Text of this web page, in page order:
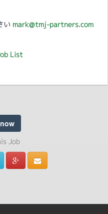
い mark@tmj-partners.com
List
Job